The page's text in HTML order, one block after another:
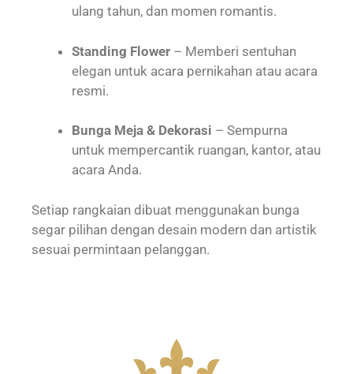
ulang tahun, dan momen romantis.
Standing Flower – Memberi sentuhan
elegan untuk acara pernikahan atau acara
resmi.
Bunga Meja & Dekorasi – Sempurna
untuk mempercantik ruangan, kantor, atau
acara Anda.
Setiap rangkaian dibuat menggunakan bunga
segar pilihan dengan desain modern dan artistik
sesuai permintaan pelanggan.